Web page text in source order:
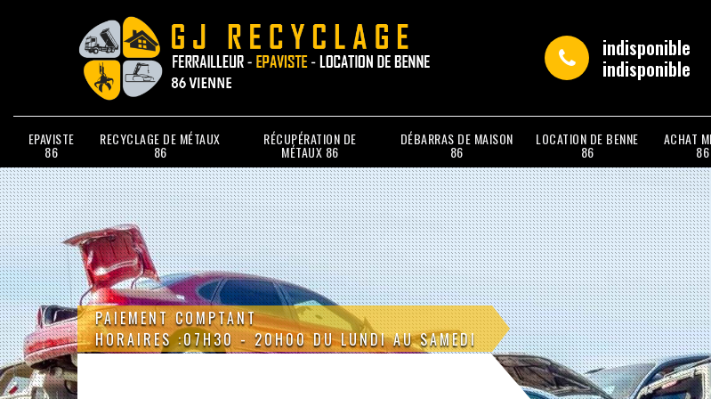
indisponible
indisponible
EPAVISTE
86
RECYCLAGE DE MÉTAUX
86
RÉCUPÉRATION DE
MÉTAUX 86
DÉBARRAS DE MAISON
86
LOCATION DE BENNE
86
ACHAT
86
PAIEMENT COMPTANT
HORAIRES :07H30 - 20H00 DU LUNDI AU SAMEDI